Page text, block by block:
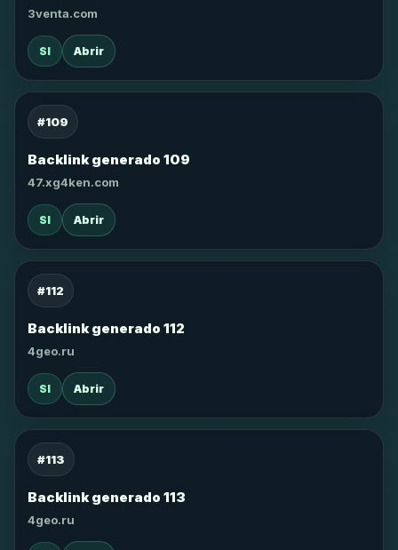
3venta.com
SI Abrir
#109
Backlink generado 109
47.xg4ken.com
SI Abrir
#112
Backlink generado 112
4geo.ru
SI Abrir
#113
Backlink generado 113
4geo.ru